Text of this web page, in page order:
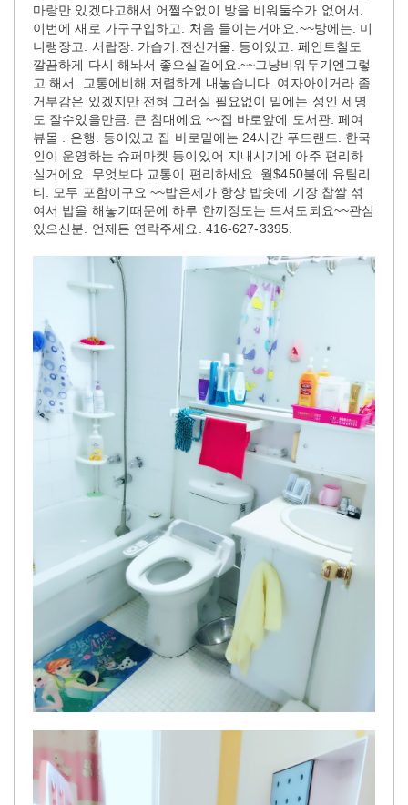
마랑만 있겠다고해서 어쩔수없이 방을 비워둘수가 없어서.
이번에 새로 가구구입하고. 처음 들이는거애요.~~방에는. 미
니랭장고. 서랍장. 가습기.전신거울. 등이있고. 페인트칠도
깔끔하게 다시 해놔서 좋으실걸에요.~~그냥비워두기엔그렇
고 해서. 교통에비해 저렴하게 내놓습니다. 여자아이거라 좀
거부감은 있겠지만 전혀 그러실 필요없이 밑에는 성인 세명
도 잘수있을만큼. 큰 침대에요 ~~집 바로앞에 도서관. 페여
뷰몰 . 은행. 등이있고 집 바로밑에는 24시간 푸드랜드. 한국
인이 운영하는 슈퍼마켓 등이있어 지내시기에 아주 편리하
실거에요. 무엇보다 교통이 편리하세요. 월$450불에 유틸리
티. 모두 포함이구요 ~~밥은제가 항상 밥솟에 기장 찹쌀 섞
여서 밥을 해놓기때문에 하루 한끼정도는 드셔도되요~~관심
있으신분. 언제든 연락주세요. 416-627-3395.